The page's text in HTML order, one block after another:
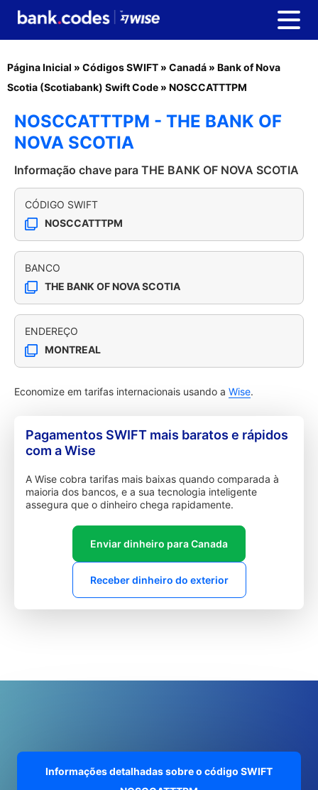
Página Inicial » Códigos SWIFT » Canadá » Bank of Nova
Scotia (Scotiabank) Swift Code » NOSCCATTTPM
NOSCCATTTPM - THE BANK OF
NOVA SCOTIA
Informação chave para THE BANK OF NOVA SCOTIA
CÓDIGO SWIFT
NOSCCATTTPM
BANCO
THE BANK OF NOVA SCOTIA
ENDEREÇO
MONTREAL
Economize em tarifas internacionais usando a Wise.
Pagamentos SWIFT mais baratos e rápidos
com a Wise
A Wise cobra tarifas mais baixas quando comparada à
maioria dos bancos, e a sua tecnologia inteligente
assegura que o dinheiro chega rapidamente.
Enviar dinheiro para Canada
Receber dinheiro do exterior
Informações detalhadas sobre o código SWIFT